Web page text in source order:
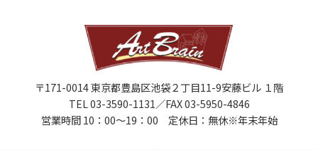
〒171-0014 東京都豊島区池袋２丁目11-9安藤ビル １階
TEL 03-3590-1131／FAX 03-5950-4846
営業時間 10：00～19：00 定休日：無休※年末年始